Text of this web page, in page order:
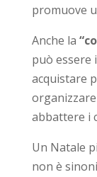
promuove
Anche la
può essere
acquistare
abbattere i
Un Natale
non è